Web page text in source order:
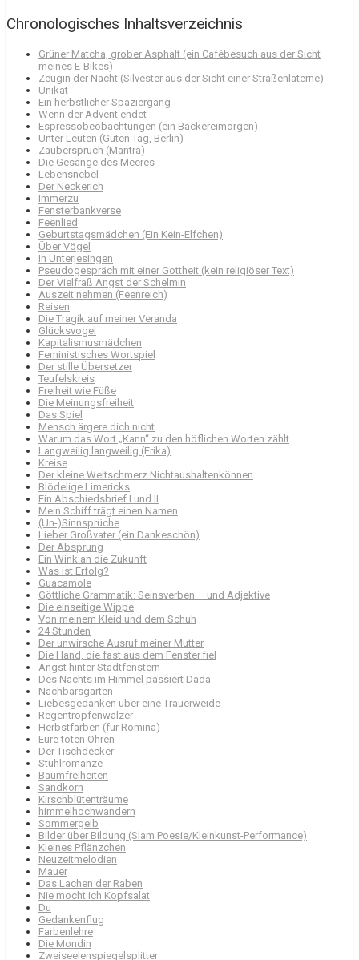
Chronologisches Inhaltsverzeichnis
Grüner Matcha, grober Asphalt (ein Cafébesuch aus der Sicht
meines E-Bikes)
Zeugin der Nacht (Silvester aus der Sicht einer Straßenlaterne)
Unikat
Ein herbstlicher Spaziergang
Wenn der Advent endet
Espressobeobachtungen (ein Bäckereimorgen)
Unter Leuten (Guten Tag, Berlin)
Zauberspruch (Mantra)
Die Gesänge des Meeres
Lebensnebel
Der Neckerich
Immerzu
Fensterbankverse
Feenlied
Geburtstagsmädchen (Ein Kein-Elfchen)
Über Vögel
In Unterjesingen
Pseudogespräch mit einer Gottheit (kein religiöser Text)
Der Vielfraß Angst der Schelmin
Auszeit nehmen (Feenreich)
Reisen
Die Tragik auf meiner Veranda
Glücksvogel
Kapitalismusmädchen
Feministisches Wortspiel
Der stille Übersetzer
Teufelskreis
Freiheit wie Füße
Die Meinungsfreiheit
Das Spiel
Mensch ärgere dich nicht
Warum das Wort „Kann“ zu den höflichen Worten zählt
Langweilig langweilig (Erika)
Kreise
Der kleine Weltschmerz Nichtaushaltenkönnen
Blödelige Limericks
Ein Abschiedsbrief I und II
Mein Schiff trägt einen Namen
(Un-)Sinnsprüche
Lieber Großvater (ein Dankeschön)
Der Absprung
Ein Wink an die Zukunft
Was ist Erfolg?
Guacamole
Göttliche Grammatik: Seinsverben – und Adjektive
Die einseitige Wippe
Von meinem Kleid und dem Schuh
24 Stunden
Der unwirsche Ausruf meiner Mutter
Die Hand, die fast aus dem Fenster fiel
Angst hinter Stadtfenstern
Des Nachts im Himmel passiert Dada
Nachbarsgarten
Liebesgedanken über eine Trauerweide
Regentropfenwalzer
Herbstfarben (für Romina)
Eure toten Ohren
Der Tischdecker
Stuhlromanze
Baumfreiheiten
Sandkorn
Kirschblütenträume
himmelhochwandern
Sommergelb
Bilder über Bildung (Slam Poesie/Kleinkunst-Performance)
Kleines Pflänzchen
Neuzeitmelodien
Mauer
Das Lachen der Raben
Nie mocht ich Kopfsalat
Du
Gedankenflug
Farbenlehre
Die Mondin
Zweiseelenspiegelsplitter